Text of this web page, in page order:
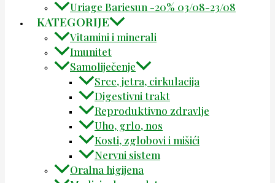
Uriage Bariesun -20% 03/08-23/08
KATEGORIJE
Vitamini i minerali
Imunitet
Samoliječenje
Srce, jetra, cirkulacija
Digestivni trakt
Reproduktivno zdravlje
Uho, grlo, nos
Kosti, zglobovi i mišići
Nervni sistem
Oralna higijena